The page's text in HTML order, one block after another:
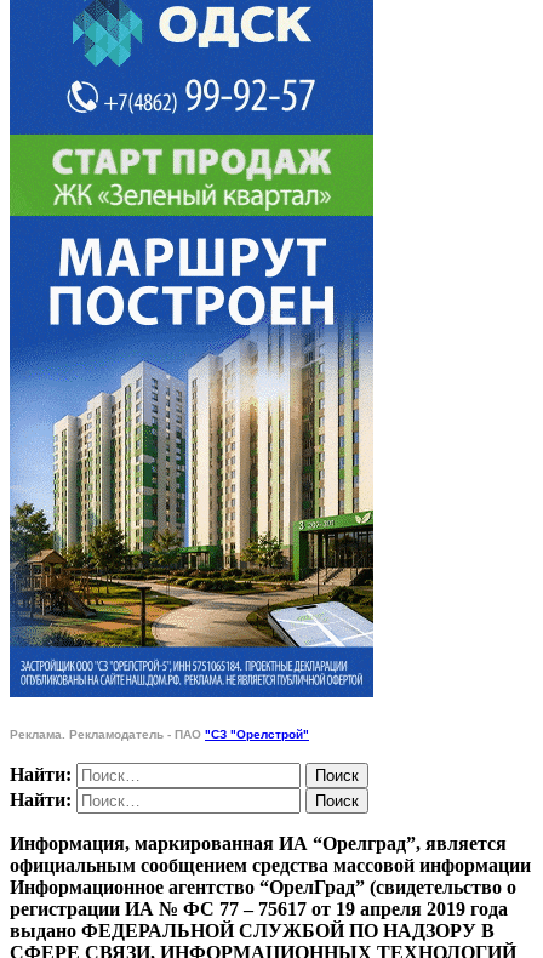
Реклама. Рекламодатель - ПАО "СЗ "Орелстрой"
Найти:
Найти:
Информация, маркированная ИА “Орелград”, является
официальным сообщением средства массовой информации
Информационное агентство “ОрелГрад” (свидетельство о
регистрации ИА № ФС 77 – 75617 от 19 апреля 2019 года
выдано ФЕДЕРАЛЬНОЙ СЛУЖБОЙ ПО НАДЗОРУ В
СФЕРЕ СВЯЗИ, ИНФОРМАЦИОННЫХ ТЕХНОЛОГИЙ